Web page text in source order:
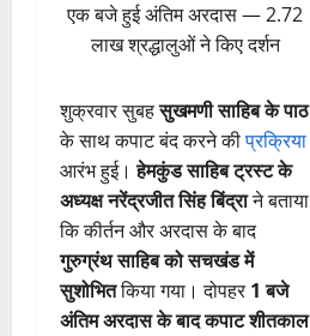
एक बजे हुई अंतिम अरदास — 2.72
लाख श्रद्धालुओं ने किए दर्शन
शुक्रवार सुबहसुखमणी साहिब के पाठ
के साथ कपाट बंद करने कीप्रक्रिया
आरंभ हुई।हेमकुंड साहिब ट्रस्ट के
अध्यक्ष नरेंद्रजीत सिंह बिंद्राने बताया
कि कीर्तन और अरदास के बाद
गुरुग्रंथ साहिब को सचखंड में
सुशोभितकिया गया। दोपहर 1 बजे
अंतिम अरदास के बाद कपाट शीतकाल